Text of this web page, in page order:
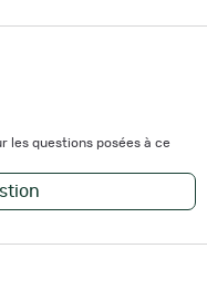
les questions posées à ce